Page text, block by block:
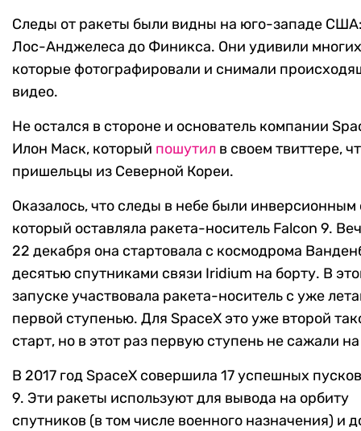
Следы от ракеты были видны на юго-западе
Лос-Анджелеса до Финикса. Они удивили
которые фотографировали и снимали
видео.
Не остался в стороне и основатель компании
Илон Маск, который пошутил в своем твиттере,
пришельцы из Северной Кореи.
Оказалось, что следы в небе были инверсионным
который оставляла ракета-носитель Falcon 9.
22 декабря она стартовала с космодрома
десятью спутниками связи Iridium на борту. В
запуске участвовала ракета-носитель с уже
первой ступенью. Для SpaceX это уже второй
старт, но в этот раз первую ступень не сажали
В 2017 год SpaceX совершила 17 успешных
9. Эти ракеты используют для вывода на орбиту
спутников (в том числе военного назначения) и